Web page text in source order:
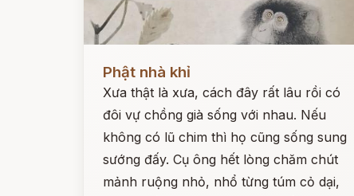
Phật nhà khỉ
Xưa thật là xưa, cách đây rất lâu rồi có
đôi vự chồng già sống với nhau. Nếu
không có lũ chim thì họ cũng sống sung
sướng đấy. Cụ ông hết lòng chăm chút
mảnh ruộng nhỏ, nhổ từng túm cỏ dại,